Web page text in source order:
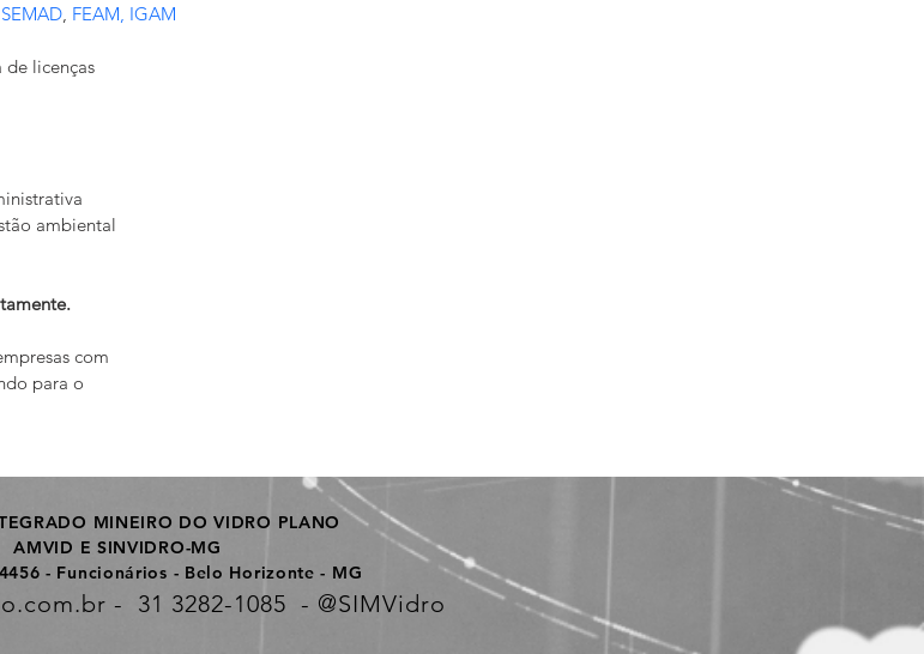
SEMAD, FEAM, IGAM
de licenças
ambiental
com
para o
MINEIRO DO VIDRO PLANO
AMVID E SINVIDRO-MG
- Funcionários - Belo Horizonte - MG
- 31 3282-1085 - @SIMVidro